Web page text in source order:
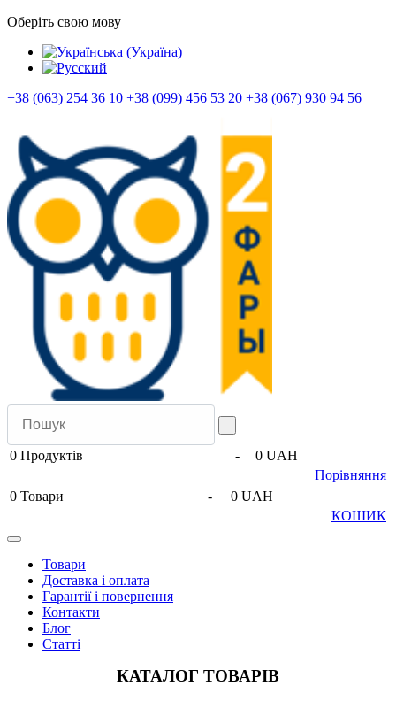
Оберіть свою мову
+38 (063) 254 36 10 +38 (099) 456 53 20 +38 (067) 930 94 56
0 Продуктів -
0 UAH
Порівняння
0 Товари -
0 UAH
КОШИК
Товари
Доставка і оплата
Гарантії і повернення
Контакти
Блог
Статті
КАТАЛОГ ТОВАРІВ